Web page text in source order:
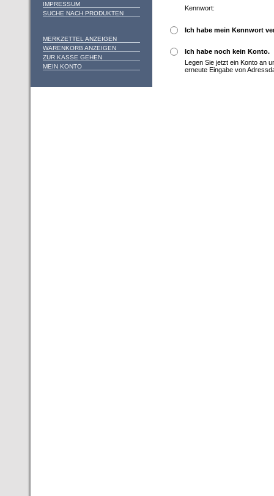
IMPRESSUM
SUCHE NACH PRODUKTEN
MERKZETTEL ANZEIGEN
WARENKORB ANZEIGEN
ZUR KASSE GEHEN
MEIN KONTO
Kennwort:
Ich habe mein Kennwort
Ich habe noch kein Konto.
Legen Sie jetzt ein Konto an
erneute Eingabe von